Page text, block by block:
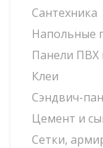
Сантехника
Напольные
Панели
Клеи
Сэндвич-
Цемент и
Сетки,